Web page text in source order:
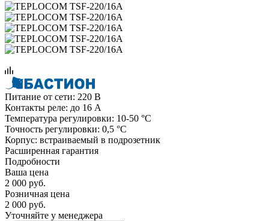
Питание от сети: 220 В
Контакты реле: до 16 А
Температура регулировки: 10-50 °С
Точность регулировки: 0,5 °С
Корпус: встраиваемый в подрозетник
Расширенная гарантия
Подробности
Ваша цена
2 000 руб.
Розничная цена
2 000 руб.
Уточняйте у менеджера